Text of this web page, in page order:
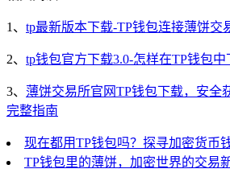
1、 tp最新版本下载-TP钱包连接薄饼交
2、 tp钱包官方下载3.0-怎样在TP钱包
3、 薄饼交易所官网TP钱包下载，安全
完整指南
现在都用TP钱包吗？探寻加密货币
TP钱包里的薄饼，加密世界的交易